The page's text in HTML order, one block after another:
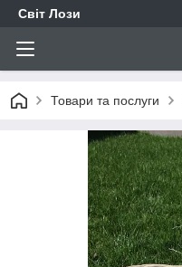
Світ Лози
Товари та послуги